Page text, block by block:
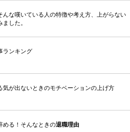
んな嘆いている人の特徴や考え方、上がらない
した。
ランキング
気が出ないときのモチベーションの上げ方
める！そんなときの退職理由